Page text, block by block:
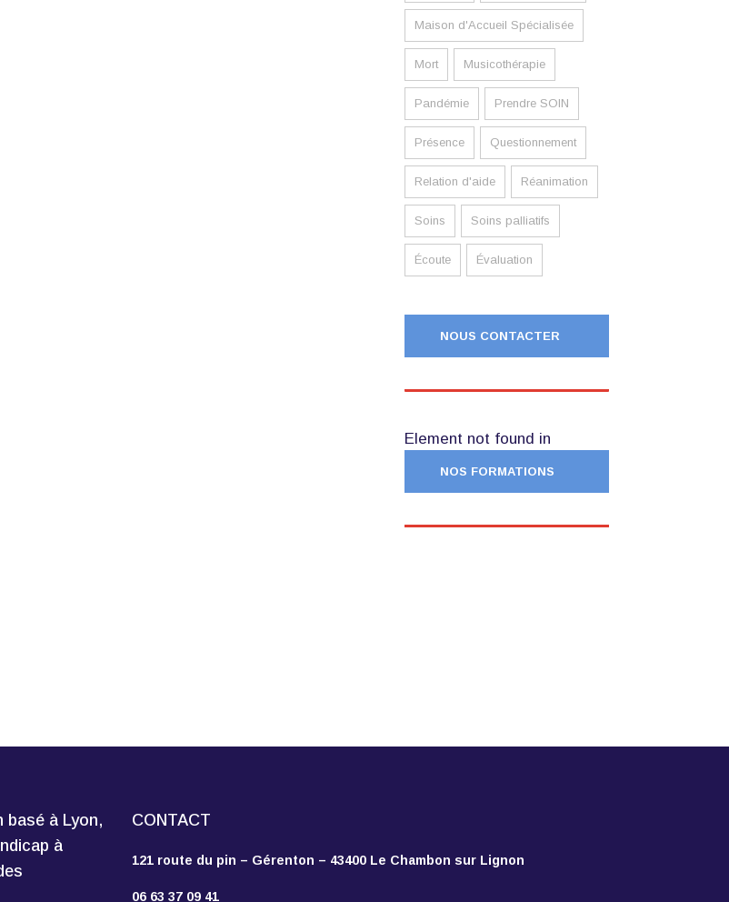
Maison d'Accueil Spécialisée
Mort Musicothérapie
Pandémie Prendre SOIN
Présence Questionnement
Relation d'aide Réanimation
Soins Soins palliatifs
Écoute Évaluation
NOUS CONTACTER
Element not found in
NOS FORMATIONS
basé à Lyon,
à
CONTACT
121 route du pin – Gérenton – 43400 Le Chambon sur Lignon
06 63 37 09 41